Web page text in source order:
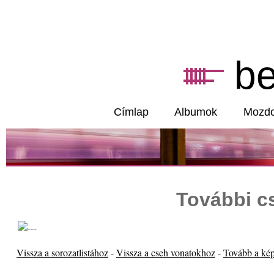
Címlap Albumok
További
Vissza a sorozatlistához-Vissza a cseh vonatokhoz-Tovább a